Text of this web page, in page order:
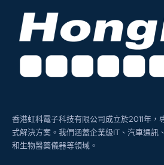
香港虹科電子科技有限公司成立於2011年
式解決方案。我們涵蓋企業級IT、汽車通訊
和生物醫藥儀器等領域。